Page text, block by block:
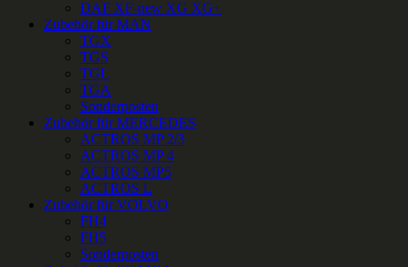
DAF XF-new XG XG+
Zubehör für MAN
TGX
TGS
TGL
TGA
Sonderposten
Zubehör für MERCEDES
ACTROS MP 2/3
ACTROS MP 4
ACTROS MP5
ACTROS L
Zubehör für VOLVO
FH4
FH5
Sonderposten